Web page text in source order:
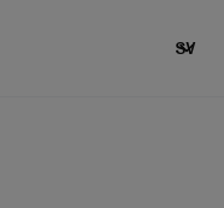
SV